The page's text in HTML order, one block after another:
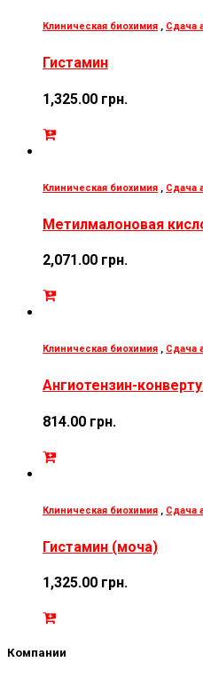
Клиническая биохимия , Сдача
Гистамин
1,325.00 грн.
Клиническая биохимия , Сдача
Метилмалоновая
2,071.00 грн.
Клиническая биохимия , Сдача
Ангиотензин-
814.00 грн.
Клиническая биохимия , Сдача
Гистамин (моча)
1,325.00 грн.
Компании